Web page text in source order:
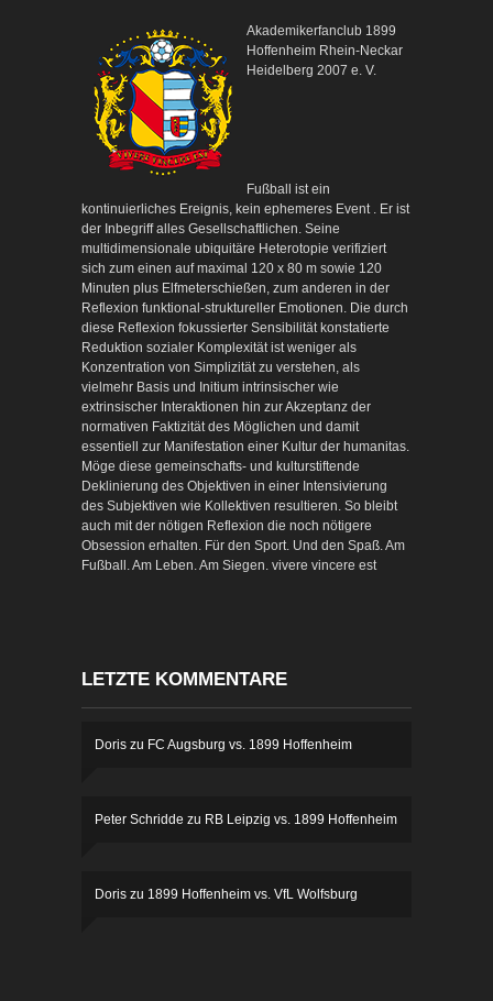
Akademikerfanclub 1899
Hoffenheim Rhein-Neckar
Heidelberg 2007 e. V.
Fußball ist ein
kontinuierliches Ereignis, kein ephemeres Event . Er ist
der Inbegriff alles Gesellschaftlichen. Seine
multidimensionale ubiquitäre Heterotopie verifiziert
sich zum einen auf maximal 120 x 80 m sowie 120
Minuten plus Elfmeterschießen, zum anderen in der
Reflexion funktional-struktureller Emotionen. Die durch
diese Reflexion fokussierter Sensibilität konstatierte
Reduktion sozialer Komplexität ist weniger als
Konzentration von Simplizität zu verstehen, als
vielmehr Basis und Initium intrinsischer wie
extrinsischer Interaktionen hin zur Akzeptanz der
normativen Faktizität des Möglichen und damit
essentiell zur Manifestation einer Kultur der humanitas.
Möge diese gemeinschafts- und kulturstiftende
Deklinierung des Objektiven in einer Intensivierung
des Subjektiven wie Kollektiven resultieren. So bleibt
auch mit der nötigen Reflexion die noch nötigere
Obsession erhalten. Für den Sport. Und den Spaß. Am
Fußball. Am Leben. Am Siegen. vivere vincere est
LETZTE KOMMENTARE
Doris zu FC Augsburg vs. 1899 Hoffenheim
Peter Schridde zu RB Leipzig vs. 1899 Hoffenheim
Doris zu 1899 Hoffenheim vs. VfL Wolfsburg